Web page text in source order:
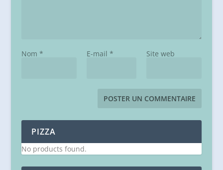
Nom * E-mail * Site web
PIZZA
No products found.